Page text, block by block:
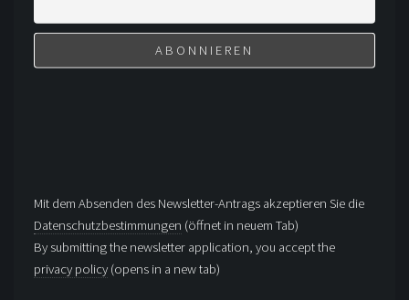
Mit dem Absenden des Newsletter-Antrags akzeptieren Sie die
Datenschutzbestimmungen (öffnet in neuem Tab)
By submitting the newsletter application, you accept the
privacy policy(opens in a new tab)